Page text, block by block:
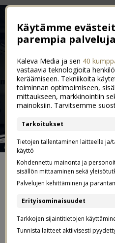
ETUSIVU
BIKINIBODY BOOTCAMP
Käytämme
parempia palveluja
Kaleva Media ja sen 40
vastaavia teknologioita
keräämiseen. Tekniikoita
toiminnan optimoimiseen,
mittaukseen, markkinointiin
mainoksiin. Tarvitsemme
Tarkoitukset
Tietojen tallentaminen laitteelle
käyttö
Kohdennettu mainonta ja
sisällön mittaaminen sekä
Palvelujen kehittäminen ja
Erityisominaisuudet
Tarkkojen sijaintitietojen
Tunnista laitteet aktiivisesti